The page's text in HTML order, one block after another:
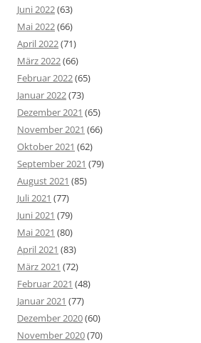
Juni 2022(63)
Mai 2022(66)
April 2022(71)
März 2022(66)
Februar 2022(65)
Januar 2022(73)
Dezember 2021 (65)
November 2021 (66)
Oktober 2021 (62)
September 2021 (79)
August 2021 (85)
Juli 2021 (77)
Juni 2021 (79)
Mai 2021 (80)
April 2021 (83)
März 2021 (72)
Februar 2021 (48)
Januar 2021 (77)
Dezember 2020(60)
November 2020(70)